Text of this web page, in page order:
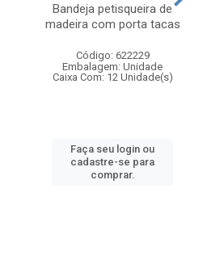
Bandeja petisqueira de
madeira com porta tacas
Código: 622229
Embalagem: Unidade
Caixa Com: 12 Unidade(s)
Faça seu login ou
cadastre-se para
comprar.